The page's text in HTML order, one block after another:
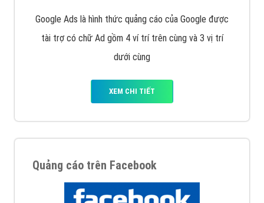
Google Ads là hình thức quảng cáo của Google được
tài trợ có chữ Ad gồm 4 ví trí trên cùng và 3 vị trí
dưới cùng
XEM CHI TIẾT
Quảng cáo trên Facebook